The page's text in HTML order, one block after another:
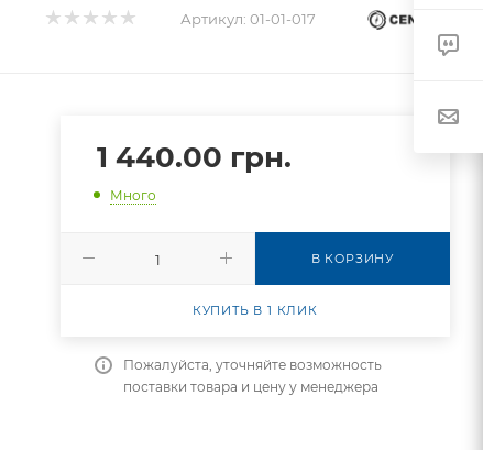
Артикул: 01-01-017
1 440.00 грн.
Много
В КОРЗИНУ
КУПИТЬ В 1 КЛИК
Пожалуйста, уточняйте возможность
поставки товара и цену у менеджера